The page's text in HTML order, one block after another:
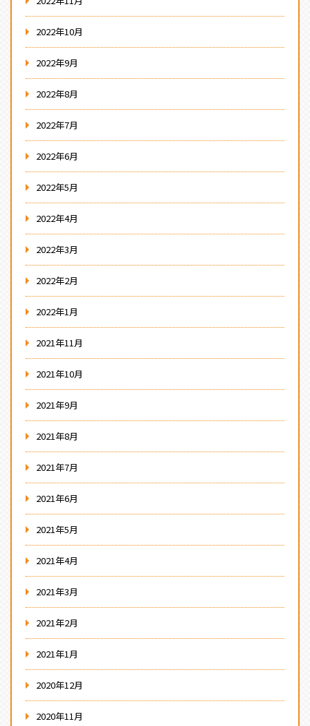
2022年10月
2022年9月
2022年8月
2022年7月
2022年6月
2022年5月
2022年4月
2022年3月
2022年2月
2022年1月
2021年11月
2021年10月
2021年9月
2021年8月
2021年7月
2021年6月
2021年5月
2021年4月
2021年3月
2021年2月
2021年1月
2020年12月
2020年11月